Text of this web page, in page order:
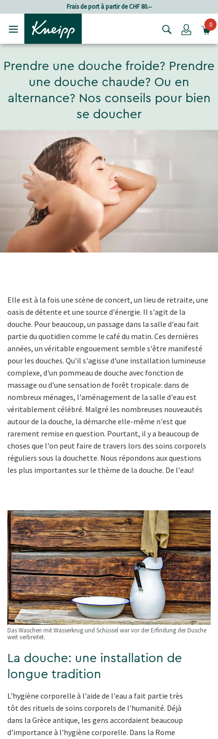
Passer au contenu principal
Passer au contenu du pied de page
Frais de port à partir de CHF 80.‒
Login0
Prendre une douche froide? Prendre
une douche chaude? Ou en
alternance? Nos conseils pour bien
se doucher
Elle est à la fois une scène de concert, un lieu de retraite, une
oasis de détente et une source d'énergie. Il s'agit de la
douche. Pour beaucoup, un passage dans la salle d'eau fait
partie du quotidien comme le café du matin. Ces dernières
années, un véritable engouement semble s'être manifesté
pour les douches. Qu'il s'agisse d'une installation lumineuse
complexe, d'un pommeau de douche avec fonction de
massage ou d'une sensation de forêt tropicale: dans de
nombreux ménages, l'aménagement de la salle d'eau est
véritablement célébré. Malgré les nombreuses nouveautés
autour de la douche, la démarche elle-même n'est que
rarement remise en question. Pourtant, il y a beaucoup de
choses que l'on peut faire de travers lors des soins corporels
réguliers sous la douchette. Nous répondons aux questions
les plus importantes sur le thème de la douche. De l'eau!
Das Waschen mit Wasserkrug und Schüssel war vor der Erfindung der Dusche
weit verbreitet.
La douche: une installation de
longue tradition
L'hygiène corporelle à l'aide de l'eau a fait partie très
tôt des rituels de soins corporels de l'humanité. Déjà
dans la Grèce antique, les gens accordaient beaucoup
d'importance à l'hygiène corporelle. Dans la Rome